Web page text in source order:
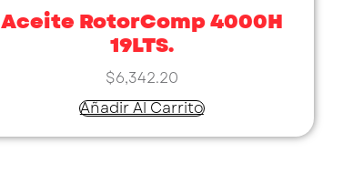
Aceite RotorComp 4000H
19LTS.
$6,342.20
Añadir Al Carrito